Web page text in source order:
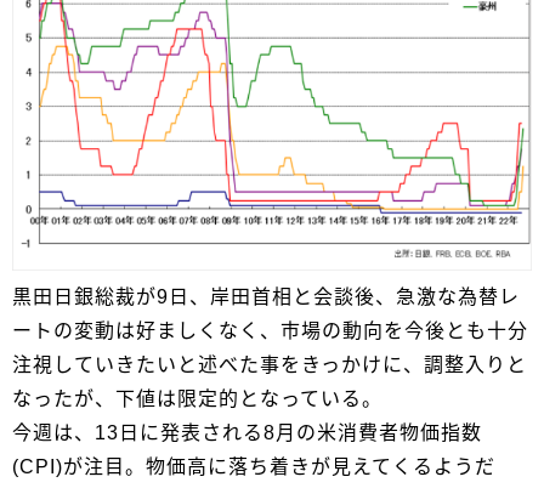
黒田日銀総裁が9日、岸田首相と会談後、急激な為替レ
ートの変動は好ましくなく、市場の動向を今後とも十分
注視していきたいと述べた事をきっかけに、調整入りと
なったが、下値は限定的となっている。
今週は、13日に発表される8月の米消費者物価指数
(CPI)が注目。物価高に落ち着きが見えてくるようだ